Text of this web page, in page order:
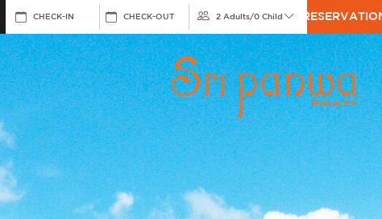
CHECK-IN CHECK-OUT 2 Adults/0 Child